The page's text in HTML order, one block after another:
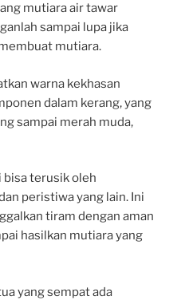
mutiara air tawar
sampai lupa jika
mutiara.
warna kekhasan
dalam kerang, yang
sampai merah muda,
bisa terusik oleh
peristiwa yang lain. Ini
tiram dengan aman
hasilkan mutiara yang
yang sempat ada